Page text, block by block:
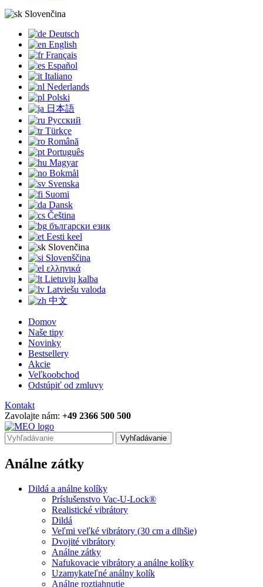
Slovenčina
Deutsch
English
Français
Español
Italiano
Nederlands
Polski
日本語
Русский
Türkçe
Română
Português
Magyar
Bokmål
Svenska
Suomi
Dansk
Čeština
български език
Eesti keel
Slovenčina
Slovenščina
ελληνικά
Lietuvių kalba
Latviešu valoda
中文
Domov
Naše tipy
Novinky
Bestsellery
Akcie
Veľkoobchod
Odstúpiť od zmluvy
Kontakt
Zavolajte nám: +49 2366 500 500
Vyhľadávanie
Análne zátky
Dildá a análne kolíky
Príslušenstvo Vac-U-Lock®
Realistické vibrátory
Dildá
Veľmi veľké vibrátory (30 cm a dlhšie)
Dvojité vibrátory
Análne zátky
Nafukovacie vibrátory a análne kolíky
Uzamykateľné análny kolík
Análne roztiahnutie